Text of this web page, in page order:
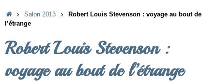
Accueil
Salon 2013
Robert Louis Stevenson : voyage au bout de
l’étrange
Robert Louis Stevenson :
voyage au bout de l’étrange